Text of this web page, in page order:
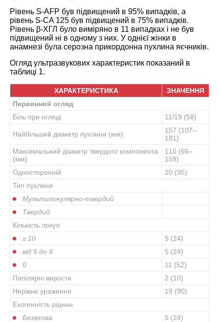
Рівень S-AFP був підвищений в 95% випадків, а
рівень S-CA 125 був підвищений в 75% випадків.
Рівень β-ХГЛ було виміряно в 11 випадках і не був
підвищений ні в одному з них. У однієї жінки в
анамнезі була серозна прикордонна пухлина яєчників.
Огляд ультразвукових характеристик показаний в
таблиці 1.
ХАРАКТЕРИСТИКА
ЗНАЧЕННЯ
Первинний огляд
Біль при огляді
11/19 (58)
Найбільший діаметр пухлини (мм)
157 (107–
181)
Максимальний діаметр твердого компонента
(мм)
110 (66–
159)
Односторонній
20 (95)
Тип пухлини
Мультилокулярно-твердий
Твердий
Кількість локул
≥ 10
5 (24)
від 5 до 9
5 (24)
0
11 (52)
Папілярні вирости
2 (10)
Нерівне ураження
19 (90)
Ехогенність рідини
Безехова
5 (24)